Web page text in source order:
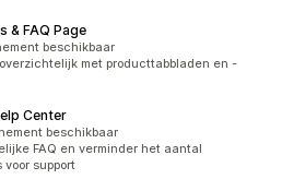
& FAQ Page
beschikbaar
met producttabbladen en -
Center
beschikbaar
FAQ en verminder het aantal
support